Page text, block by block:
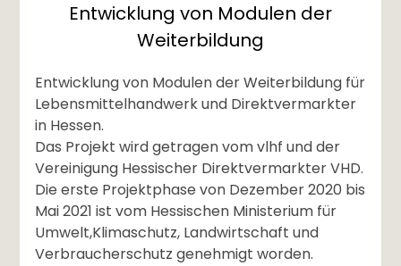
Entwicklung von Modulen der
Weiterbildung
Entwicklung von Modulen der Weiterbildung für
Lebensmittelhandwerk und Direktvermarkter
in Hessen.
Das Projekt wird getragen vom vlhf und der
Vereinigung Hessischer Direktvermarkter VHD.
Die erste Projektphase von Dezember 2020 bis
Mai 2021 ist vom Hessischen Ministerium für
Umwelt,Klimaschutz, Landwirtschaft und
Verbraucherschutz genehmigt worden.